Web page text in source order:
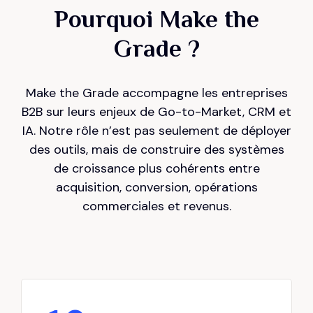
Pourquoi Make the
Grade ?
Make the Grade accompagne les entreprises
B2B sur leurs enjeux de Go-to-Market, CRM et
IA. Notre rôle n’est pas seulement de déployer
des outils, mais de construire des systèmes
de croissance plus cohérents entre
acquisition, conversion, opérations
commerciales et revenus.
0
3
5
6
7
9
1
2
3
4
1
2
3
4
1
3
4
5
7
0
1
2
4
3
5
6
7
9